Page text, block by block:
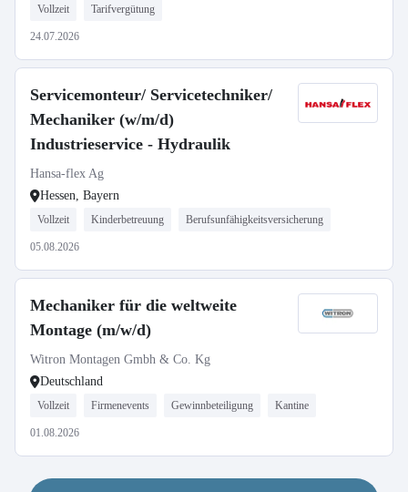
Vollzeit Tarifvergütung
24.07.2026
Servicemonteur/ Servicetechniker/
Mechaniker (w/m/d)
Industrieservice - Hydraulik
Hansa-flex Ag
Hessen, Bayern
Vollzeit Kinderbetreuung Berufsunfähigkeitsversicherung
05.08.2026
Mechaniker für die weltweite
Montage (m/w/d)
Witron Montagen Gmbh & Co. Kg
Deutschland
Vollzeit Firmenevents Gewinnbeteiligung Kantine
01.08.2026